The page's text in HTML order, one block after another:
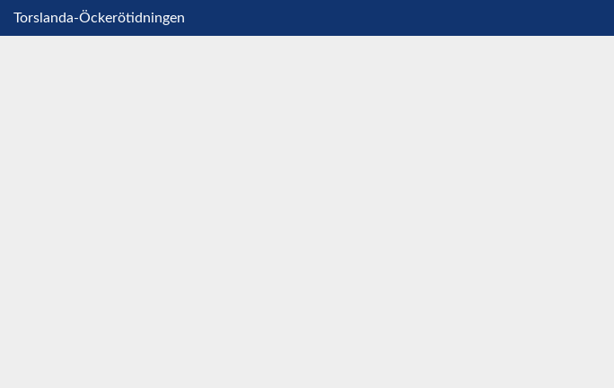
Torslanda-Öckerötidningen